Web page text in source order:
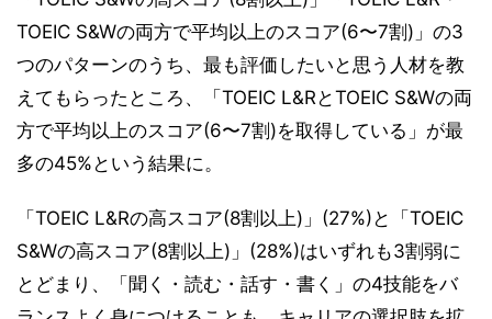
TOEIC S&Wの両方で平均以上のスコア(6〜7割)」の3
つのパターンのうち、最も評価したいと思う人材を教
えてもらったところ、「TOEIC L&RとTOEIC S&Wの両
方で平均以上のスコア(6〜7割)を取得している」が最
多の45%という結果に。
「TOEIC L&Rの高スコア(8割以上)」(27%)と「TOEIC
S&Wの高スコア(8割以上)」(28%)はいずれも3割弱に
とどまり、「聞く・読む・話す・書く」の4技能をバ